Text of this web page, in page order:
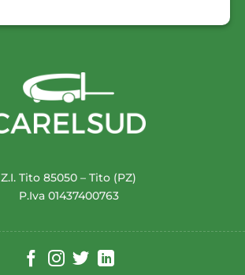
Z.I. Tito 85050 – Tito (PZ)
P.Iva 01437400763